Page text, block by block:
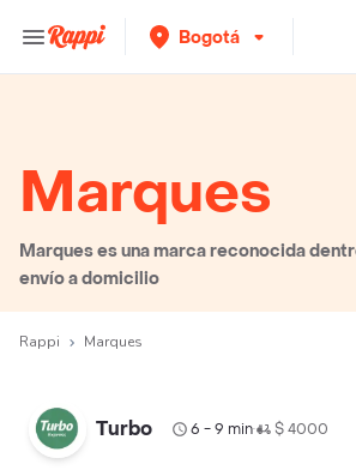
Bogotá
Marques
Marques es una marca reconocida
envío a domicilio
Rappi Marques
Turbo 6 - 9 min• $ 4000